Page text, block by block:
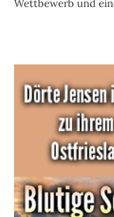
Wettbewerb und